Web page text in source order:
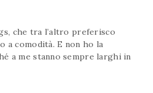
che tra l’altro preferisco
a comodità. E non ho la
a me stanno sempre larghi in